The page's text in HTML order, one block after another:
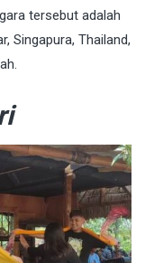
tersebut adalah
Singapura, Thailand,